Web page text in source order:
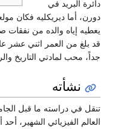
دائرة البريد في
دورن، أما ديريكليه فكان
يعطيه إياه والده من
قد بلغ من العمر اثني عشر
جداً، محب لمادتي التاريخ
نشأته
تنقل في دراسته ما قبل
العالم الفيزيائي الشهير،